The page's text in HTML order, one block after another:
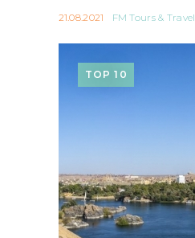
21.08.2021 FM Tours & Travel
TOP 10